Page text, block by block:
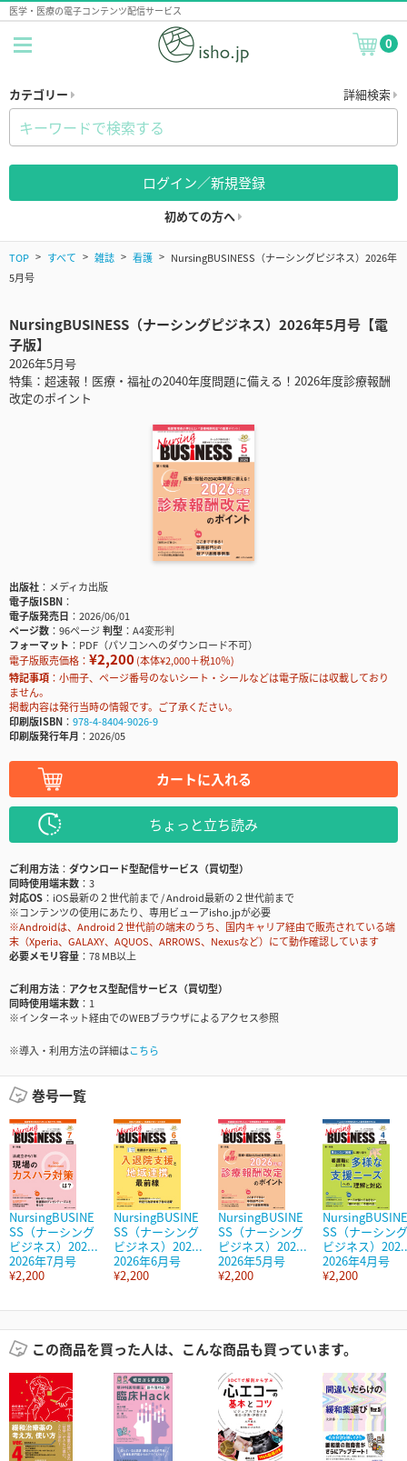
医学・医療の電子コンテンツ配信サービス
0
カテゴリー 詳細検索
ログイン／新規登録
初めての方へ
TOP すべて 雑誌 看護
NursingBUSINESS（ナーシングピジネス）2026年
5月号
NursingBUSINESS（ナーシングピジネス）2026年5月号【電
子版】
2026年5月号
特集：超速報！医療・福祉の2040年度問題に備える！2026年度診療報酬
改定のポイント
出版社
メディカ出版
電子版ISBN
電子版発売日
2026/06/01
ページ数
96ページ判型
A4変形判
フォーマット
PDF（パソコンへのダウンロード不可）
電子版販売価格： ¥2,200(本体¥2,000＋税10％)
特記事項
小冊子、ページ番号のないシート・シールなどは電子版には収載しており
ません。
掲載内容は発行当時の情報です。ご了承ください。
印刷版ISBN
978-4-8404-9026-9
印刷版発行年月
2026/05
カートに入れる
ちょっと立ち読み
ご利用方法
ダウンロード型配信サービス（買切型）
同時使用端末数
3
対応OS
iOS最新の２世代前まで / Android最新の２世代前まで
※コンテンツの使用にあたり、専用ビューアisho.jpが必要
※Androidは、Android２世代前の端末のうち、国内キャリア経由で販売されている端
末（Xperia、GALAXY、AQUOS、ARROWS、Nexusなど）にて動作確認しています
必要メモリ容量
78 MB以上
ご利用方法
アクセス型配信サービス（買切型）
同時使用端末数
1
※インターネット経由でのWEBブラウザによるアクセス参照
※導入・利用方法の詳細はこちら
巻号一覧
NursingBUSINE
SS（ナーシング
ビジネス）202...
2026年7月号
¥2,200
NursingBUSINE
SS（ナーシング
ビジネス）202...
2026年6月号
¥2,200
NursingBUSINE
SS（ナーシング
ピジネス）202...
2026年5月号
¥2,200
NursingBUSINE
SS（ナーシング
ビジネス）
2026年4月号
¥2,200
この商品を買った人は、こんな商品も買っています。